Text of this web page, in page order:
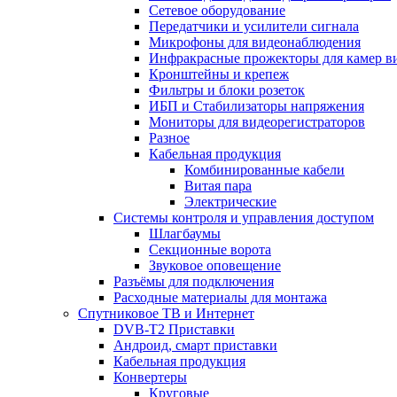
Сетевое оборудование
Передатчики и усилители сигнала
Микрофоны для видеонаблюдения
Инфракрасные прожекторы для камер
Кронштейны и крепеж
Фильтры и блоки розеток
ИБП и Стабилизаторы напряжения
Мониторы для видеорегистраторов
Разное
Кабельная продукция
Комбинированные кабели
Витая пара
Электрические
Системы контроля и управления доступом
Шлагбаумы
Секционные ворота
Звуковое оповещение
Разъёмы для подключения
Расходные материалы для монтажа
Спутниковое ТВ и Интернет
DVB-Т2 Приставки
Андроид, смарт приставки
Кабельная продукция
Конвертеры
Круговые